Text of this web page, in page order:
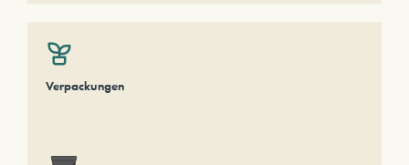
Verpackungen